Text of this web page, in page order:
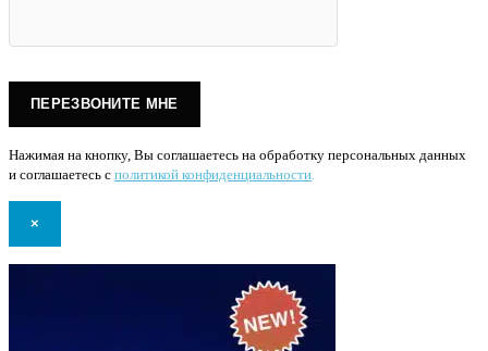
Нажимая на кнопку, Вы соглашаетесь на обработку персональных данных
и соглашаетесь с политикой конфиденциальности
×